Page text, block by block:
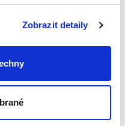
Zobrazit detaily
estetické změny
způsobené